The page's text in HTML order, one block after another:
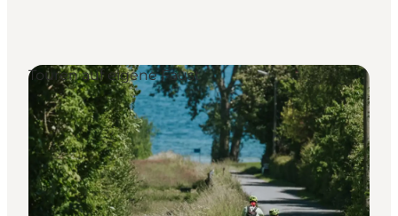
Reise Ideen
Outdoor & bike
Essen & trinken
Übernachtung
Touren auf eigene Faust